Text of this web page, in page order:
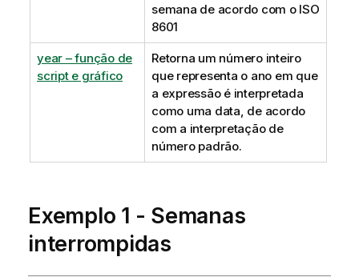
semana de acordo com o ISO
8601
year – função de
script e gráfico
Retorna um número inteiro
que representa o ano em que
a expressão é interpretada
como uma data, de acordo
com a interpretação de
número padrão.
Exemplo 1 - Semanas
interrompidas